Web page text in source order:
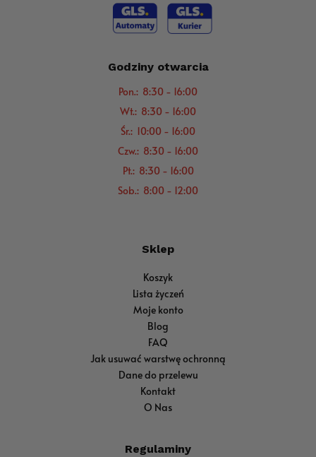
Godziny otwarcia
Pon.: 8:30 - 16:00
Wt.: 8:30 - 16:00
Śr.: 10:00 - 16:00
Czw.: 8:30 - 16:00
Pt.: 8:30 - 16:00
Sob.: 8:00 - 12:00
Sklep
Koszyk
Lista życzeń
Moje konto
Blog
FAQ
Jak usuwać warstwę ochronną
Dane do przelewu
Kontakt
O Nas
Regulaminy